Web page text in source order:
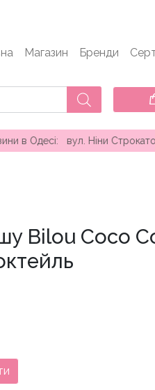
Магазин Бренди
вул. Ніни Строкатої 20,
Bilou Coco